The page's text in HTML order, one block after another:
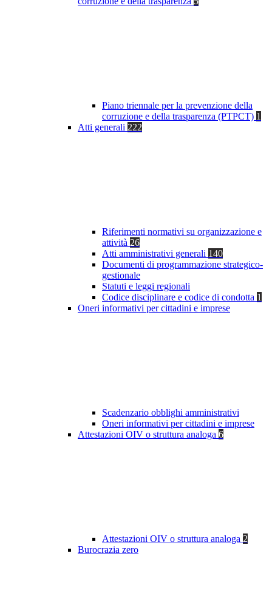
Piano triennale per la prevenzione della
corruzione e della trasparenza (PTPCT) 1
Atti generali 222
Riferimenti normativi su organizzazione e
attività 26
Atti amministrativi generali 140
Documenti di programmazione strategico-
gestionale
Statuti e leggi regionali
Codice disciplinare e codice di condotta 1
Oneri informativi per cittadini e imprese
Scadenzario obblighi amministrativi
Oneri informativi per cittadini e imprese
Attestazioni OIV o struttura analoga 6
Attestazioni OIV o struttura analoga 2
Burocrazia zero